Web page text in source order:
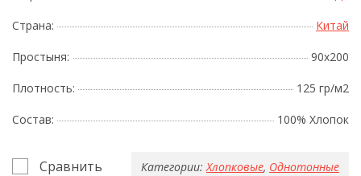
Страна: Китай
Простыня: 90x200
Плотность: 125 гр/м2
Состав: 100% Хлопок
Сравнить Категории: Хлопковые, Однотонные